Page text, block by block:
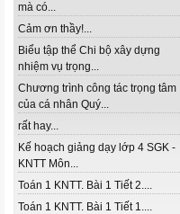
mà có...
Cảm ơn thầy!...
Biểu tập thể Chi bộ xây dựng
nhiệm vụ trọng...
Chương trình công tác trọng tâm
của cá nhân Quý...
rất hay...
Kế hoạch giảng dạy lớp 4 SGK -
KNTT Môn...
Toán 1 KNTT. Bài 1 Tiết 2....
Toán 1 KNTT. Bài 1 Tiết 1....